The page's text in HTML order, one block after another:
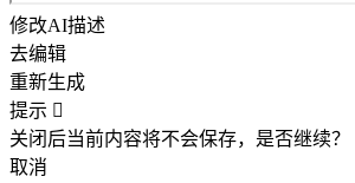
修改AI描述
去编辑
重新生成
提示 
关闭后当前内容将不会保存，是否继续？
取消